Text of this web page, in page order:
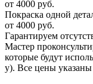
от 4000 руб.
Покраска одной
от 4000 руб.
Гарантируем
Мастер
которые будут
у). Все цены указаны